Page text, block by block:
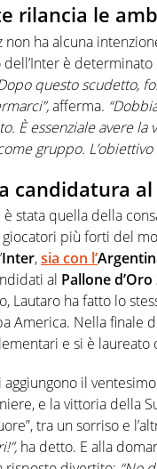
rilancia le
non ha alcuna
è
questo scudetto,
afferma.
È essenziale avere la
gruppo.
candidatura al
è stata quella della
più forti del
Inter,sia con l’
al Pallone d’Oro
Lautaro ha fatto lo
America. Nella finale
e si è
il
e la vittoria della
tra un sorriso e
ha detto. E alla